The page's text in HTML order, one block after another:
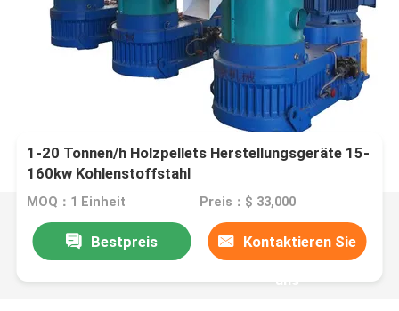
1-20 Tonnen/h Holzpellets Herstellungsgeräte 15-
160kw Kohlenstoffstahl
MOQ：1 Einheit Preis：$ 33,000
Bestpreis Kontaktieren Sie
uns